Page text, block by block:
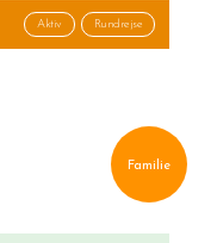
Aktiv Rundrejse
Familie